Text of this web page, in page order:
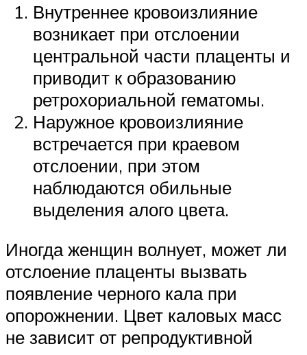
Внутреннее кровоизлияние
возникает при отслоении
центральной части плаценты и
приводит к образованию
ретрохориальной гематомы.
Наружное кровоизлияние
встречается при краевом
отслоении, при этом
наблюдаются обильные
выделения алого цвета.
Иногда женщин волнует, может ли
отслоение плаценты вызвать
появление черного кала при
опорожнении. Цвет каловых масс
не зависит от репродуктивной